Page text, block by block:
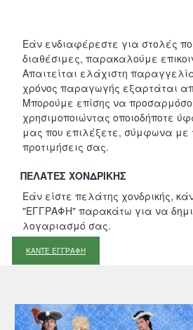
Εάν ενδιαφέρεστε για στολές
διαθέσιμες, παρακαλούμε
Απαιτείται ελάχιστη
χρόνος παραγωγής εξαρτάται
Μπορούμε επίσης να
χρησιμοποιώντας οποιοδήποτε
μας που επιλέξετε, σύμφωνα με
προτιμήσεις σας.
ΠΕΛΆΤΕΣ ΧΟΝΔΡΙΚΉΣ
Εάν είστε πελάτης χονδρικής,
"ΕΓΓΡΑΦΗ" παρακάτω για να
λογαριασμό σας.
ΚΑΝΤΕ ΕΓΓΡΑΦΗ